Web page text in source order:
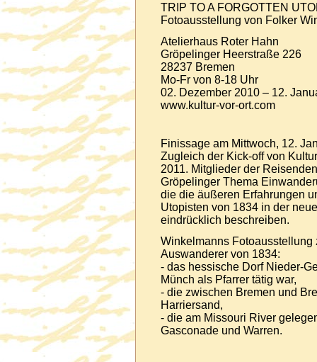
TRIP TO A FORGOTTEN
Fotoausstellung von Folker
Atelierhaus Roter Hahn
Gröpelinger Heerstraße 226
28237 Bremen
Mo-Fr von 8-18 Uhr
02. Dezember 2010 – 12.
www.kultur-vor-ort.com
Finissage am Mittwoch, 12.
Zugleich der Kick-off von
2011. Mitglieder der
Gröpelinger Thema
die die äußeren Erfahrungen
Utopisten von 1834 in der
eindrücklich beschreiben.
Winkelmanns Fotoausstellung
Auswanderer von 1834:
- das hessische Dorf Nieder-
Münch als Pfarrer tätig war,
- die zwischen Bremen und
Harriersand,
- die am Missouri River
Gasconade und Warren.